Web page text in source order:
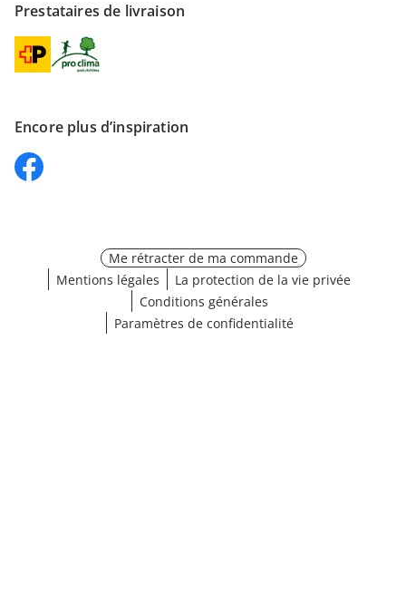
Prestataires de livraison
Encore plus d’inspiration
Me rétracter de ma commande
Mentions légales
La protection de la vie privée
Conditions générales
Paramètres de confidentialité